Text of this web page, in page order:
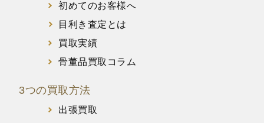
初めてのお客様へ
目利き査定とは
買取実績
骨董品買取コラム
3つの買取方法
出張買取